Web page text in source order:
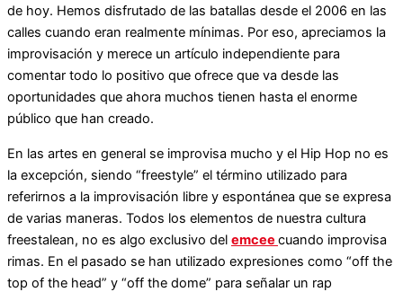
de hoy. Hemos disfrutado de las batallas desde el 2006 en las
calles cuando eran realmente mínimas. Por eso, apreciamos la
improvisación y merece un artículo independiente para
comentar todo lo positivo que ofrece que va desde las
oportunidades que ahora muchos tienen hasta el enorme
público que han creado.
En las artes en general se improvisa mucho y el Hip Hop no es
la excepción, siendo “freestyle” el término utilizado para
referirnos a la improvisación libre y espontánea que se expresa
de varias maneras. Todos los elementos de nuestra cultura
freestalean, no es algo exclusivo del emcee cuando improvisa
rimas. En el pasado se han utilizado expresiones como “off the
top of the head” y “off the dome” para señalar un rap